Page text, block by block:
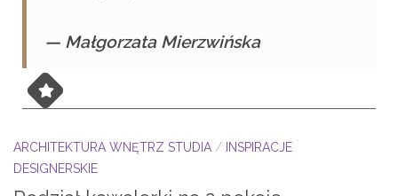
— Małgorzata Mierzwińska
ARCHITEKTURA WNĘTRZ STUDIA / INSPIRACJE
DESIGNERSKIE